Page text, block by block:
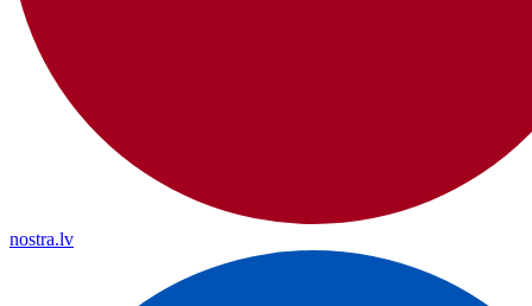
nostra.lv